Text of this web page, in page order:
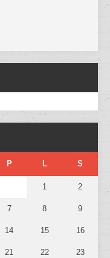
P L S
1 2
7 8 9
14 15 16
21 22 23